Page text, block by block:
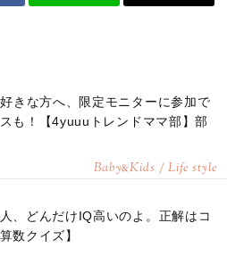
きな方へ、限定モニターに参加で
も！【4yuuuトレンドママ部】部
Baby&Kids / Life style
、どんだけIQ高いのよ。正解はコ
数クイズ】